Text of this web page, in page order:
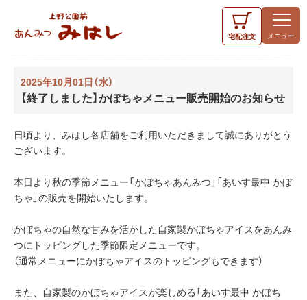
宅配注文
2025年10月01日（水）
【終了しました】かぼちゃメニュー販売開始のお知らせ
日頃より、みはし各店舗をご利用いただきまして誠にありがとう
ございます。
本日より秋の季節メニュー「かぼちゃあんみつ」「あいす最中 かぼ
ちゃ」の販売を開始いたします。
かぼちゃの自然な甘みを活かした自家製かぼちゃアイスをあんみ
つにトッピングした季節限定メニューです。
（通常メニューにかぼちゃアイスのトッピングもできます）
また、自家製のかぼちゃアイスが楽しめる「あいす最中 かぼち